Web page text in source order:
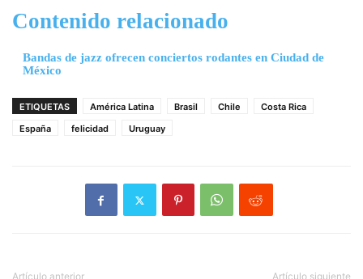
Contenido relacionado
Bandas de jazz ofrecen conciertos rodantes en Ciudad de
México
ETIQUETAS América Latina Brasil Chile
Costa Rica
España
felicidad Uruguay
Artículo anterior Artículo siguiente